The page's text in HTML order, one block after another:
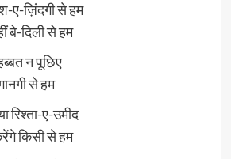
ज़िंदगी से हम
बे-दिली से हम
न पूछिए
से हम
रिश्ता-ए-उमीद
किसी से हम